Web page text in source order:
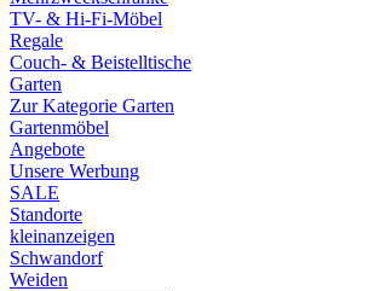
TV- & Hi-Fi-Möbel
Regale
Couch- & Beistelltische
Garten
Zur Kategorie Garten
Gartenmöbel
Angebote
Unsere Werbung
SALE
Standorte
kleinanzeigen
Schwandorf
Weiden